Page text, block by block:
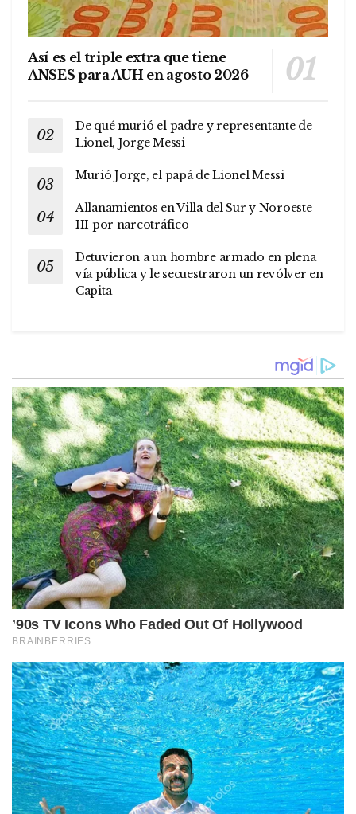
Así es el triple extra que tiene
ANSES para AUH en agosto 2026
De qué murió el padre y representante de
Lionel, Jorge Messi
Murió Jorge, el papá de Lionel Messi
Allanamientos en Villa del Sur y Noroeste
III por narcotráfico
Detuvieron a un hombre armado en plena
vía pública y le secuestraron un revólver en
Capita